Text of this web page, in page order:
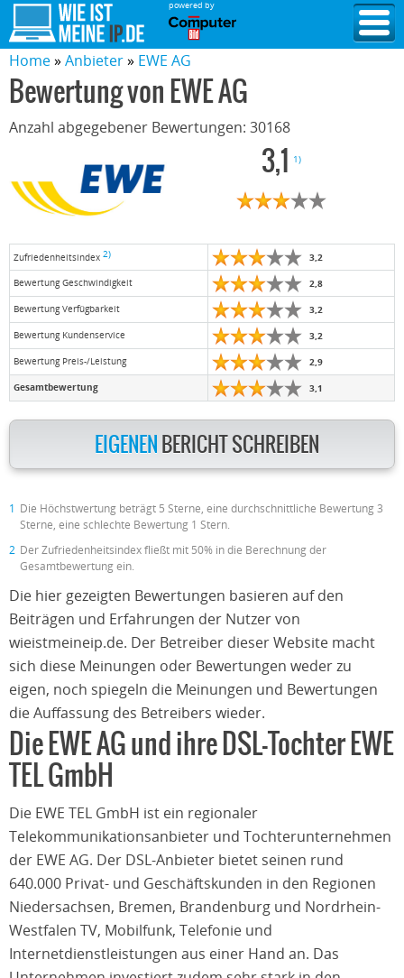
powered by
Home Anbieter EWE AG
Bewertung von EWE AG
Anzahl abgegebener Bewertungen: 30168
3,1 1)
Zufriedenheitsindex 2) 3,2
Bewertung Geschwindigkeit 2,8
Bewertung Verfügbarkeit 3,2
Bewertung Kundenservice 3,2
Bewertung Preis-/Leistung 2,9
Gesamtbewertung 3,1
EIGENEN BERICHT SCHREIBEN
1 Die Höchstwertung beträgt 5 Sterne, eine durchschnittliche Bewertung 3
Sterne, eine schlechte Bewertung 1 Stern.
2 Der Zufriedenheitsindex fließt mit 50% in die Berechnung der
Gesamtbewertung ein.
Die hier gezeigten Bewertungen basieren auf den
Beiträgen und Erfahrungen der Nutzer von
wieistmeineip.de. Der Betreiber dieser Website macht
sich diese Meinungen oder Bewertungen weder zu
eigen, noch spiegeln die Meinungen und Bewertungen
die Auffassung des Betreibers wieder.
Die EWE AG und ihre DSL-Tochter EWE
TEL GmbH
Die EWE TEL GmbH ist ein regionaler
Telekommunikationsanbieter und Tochterunternehmen
der EWE AG. Der DSL-Anbieter bietet seinen rund
640.000 Privat- und Geschäftskunden in den Regionen
Niedersachsen, Bremen, Brandenburg und Nordrhein-
Westfalen TV, Mobilfunk, Telefonie und
Internetdienstleistungen aus einer Hand an. Das